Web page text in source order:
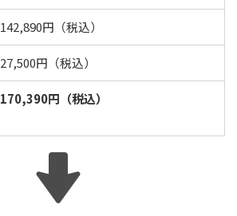
142,890円（税込）
27,500円（税込）
170,390円（税込）